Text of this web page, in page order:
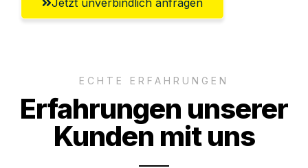
ECHTE ERFAHRUNGEN
Erfahrungen unserer
Kunden mit uns